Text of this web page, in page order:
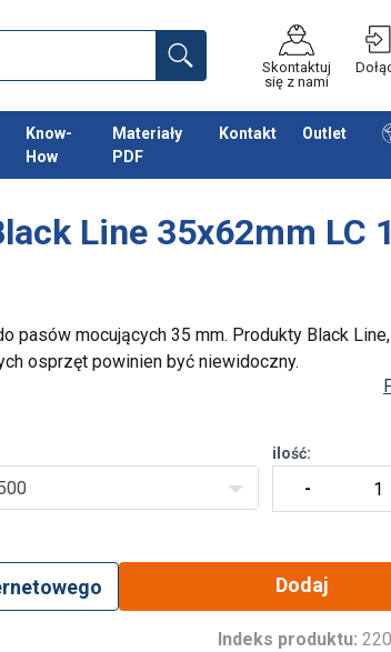
Skontaktuj
się z nami
Know-
How
Materiały
PDF
Kontakt Outlet
Przeglądaj katalog
Line 35x62mm LC
pasów mocujących 35 mm. Produkty Black
osprzęt powinien być niewidoczny.
ilość:
Dodaj
Indeks produktu: